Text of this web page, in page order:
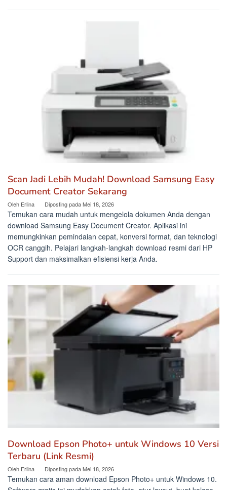
Scan Jadi Lebih Mudah! Download Samsung Easy
Document Creator Sekarang
Oleh Erlina Diposting padaMei 18, 2026
Temukan cara mudah untuk mengelola dokumen Anda dengan
download Samsung Easy Document Creator. Aplikasi ini
memungkinkan pemindaian cepat, konversi format, dan teknologi
OCR canggih. Pelajari langkah-langkah download resmi dari HP
Support dan maksimalkan efisiensi kerja Anda.
Download Epson Photo+ untuk Windows 10 Versi
Terbaru (Link Resmi)
Oleh Erlina Diposting padaMei 18, 2026
Temukan cara aman download Epson Photo+ untuk Windows 10.